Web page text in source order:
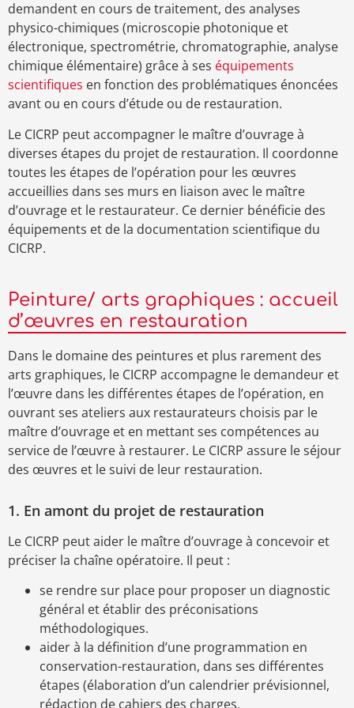
demandent en cours de traitement, des analyses
physico-chimiques (microscopie photonique et
électronique, spectrométrie, chromatographie, analyse
chimique élémentaire) grâce à ses équipements
scientifiques en fonction des problématiques énoncées
avant ou en cours d’étude ou de restauration.
Le CICRP peut accompagner le maître d’ouvrage à
diverses étapes du projet de restauration. Il coordonne
toutes les étapes de l’opération pour les œuvres
accueillies dans ses murs en liaison avec le maître
d’ouvrage et le restaurateur. Ce dernier bénéficie des
équipements et de la documentation scientifique du
CICRP.
Peinture/ arts graphiques : accueil
d’œuvres en restauration
Dans le domaine des peintures et plus rarement des
arts graphiques, le CICRP accompagne le demandeur et
l’œuvre dans les différentes étapes de l’opération, en
ouvrant ses ateliers aux restaurateurs choisis par le
maître d’ouvrage et en mettant ses compétences au
service de l’œuvre à restaurer. Le CICRP assure le séjour
des œuvres et le suivi de leur restauration.
1. En amont du projet de restauration
Le CICRP peut aider le maître d’ouvrage à concevoir et
préciser la chaîne opératoire. Il peut :
se rendre sur place pour proposer un diagnostic
général et établir des préconisations
méthodologiques.
aider à la définition d’une programmation en
conservation-restauration, dans ses différentes
étapes (élaboration d’un calendrier prévisionnel,
rédaction de cahiers des charges,